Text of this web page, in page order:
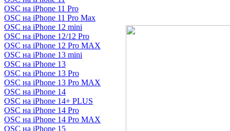
OSC на iPhone 11 Pro
OSC на iPhone 11 Pro Max
OSC на iPhone 12 mini
OSC на iPhone 12/12 Pro
OSC на iPhone 12 Pro MAX
OSC на iPhone 13 mini
OSC на iPhone 13
OSC на iPhone 13 Pro
OSC на iPhone 13 Pro MAX
OSC на iPhone 14
OSC на iPhone 14+ PLUS
OSC на iPhone 14 Pro
OSC на iPhone 14 Pro MAX
OSC на iPhone 15